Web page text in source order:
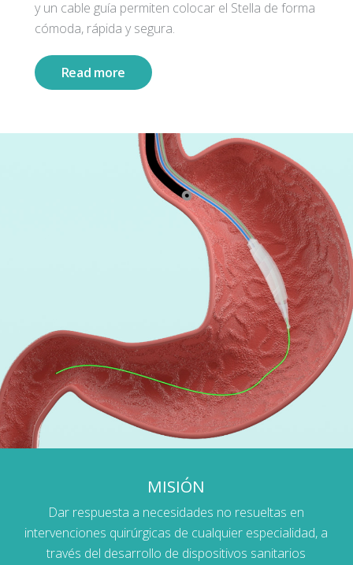
y un cable guía permiten colocar el Stella de forma
cómoda, rápida y segura.
Read more
MISIÓN
Dar respuesta a necesidades no resueltas en
intervenciones quirúrgicas de cualquier especialidad, a
través del desarrollo de dispositivos sanitarios